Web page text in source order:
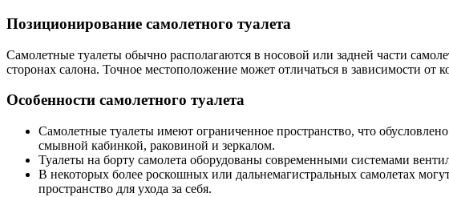
Позиционирование самолетного туалета
Самолетные туалеты обычно располагаются в носовой или задней части
сторонах салона. Точное местоположение может отличаться в зависимости от
Особенности самолетного туалета
Самолетные туалеты имеют ограниченное пространство, что
смывной кабинкой, раковиной и зеркалом.
Туалеты на борту самолета оборудованы современными системами
В некоторых более роскошных или дальнемагистральных самолетах
пространство для ухода за себя.